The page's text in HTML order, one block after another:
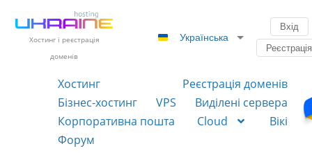
Хостинг і реєстрація
доменів
Українська
Вхід
Реєстрація
Хостинг
Реєстрація доменів
Бізнес-хостинг
VPS
Виділені сервера
Корпоративна пошта
Cloud
Вікі
Форум